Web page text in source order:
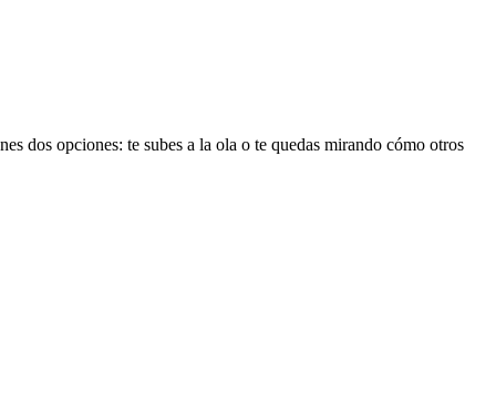
dos opciones: te subes a la ola o te quedas mirando cómo otros